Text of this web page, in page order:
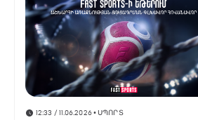
12:33 / 11.06.2026• ՍՊՈՐՏ